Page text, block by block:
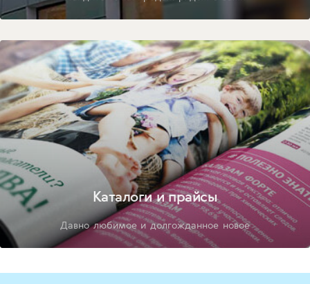
Каталоги и прайсы
Давно любимое и долгожданное новое